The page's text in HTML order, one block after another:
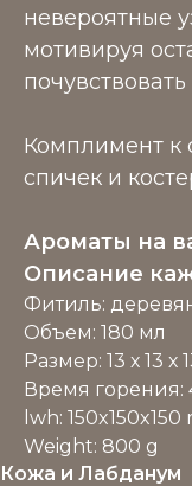
невероятные
мотивируя
Комплимент к
спичек и
Ароматы на
Описание
Фитиль:
Объем: 180 мл
Размер: 13 х 13 х
Время горения:
lwh: 150x150x150
Weight: 800 g
Кожа и Лабданум